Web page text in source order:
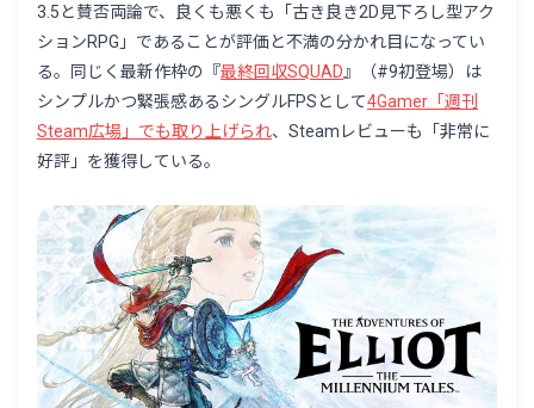
3.5と賛否両論で、良くも悪くも「古き良き2D見下ろし型アク
ションRPG」であることが評価と不満の分かれ目になってい
る。同じく最新作枠の『最終回収SQUAD 』（#9初登場）は
シンプルかつ緊張感あるシングルFPSとして4Gamer「週刊
Steam広場」でも取り上げられ、Steamレビューも「非常に
好評」を獲得している。